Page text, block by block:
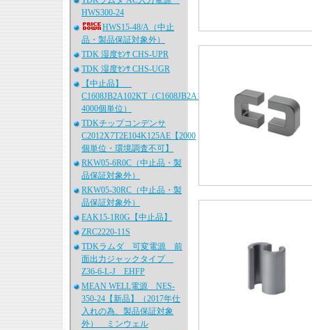
HWS300-24
HWS15-48/A（中止
品・製品保証対象外）
TDK 湿度ｾﾝｻ CHS-UPR
TDK 湿度ｾﾝｻ CHS-UGR
【中止品】
C1608JB2A102KT（C1608JB2A102K080AA、
4000個単位）
TDKチップコンデンサ
C2012X7T2E104K125AE【2000
個単位・環境調査不可】
RKW05-6R0C（中止品・製
品保証対象外）
RKW05-30RC（中止品・製
品保証対象外）
EAK15-1R0G【中止品】
ZRC2220-11S
TDKラムダ 可変電源 前
面出力ジャックタイプ
Z36-6-L-J EHFP
MEAN WELL電源 NES-
350-24【新品】（2017年仕
入れの為、製品保証対象
外） ミンウェル